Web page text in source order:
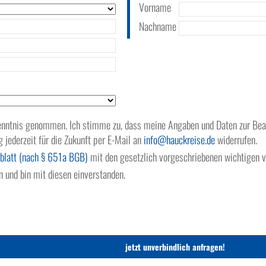
Vorname
Nachname
genommen. Ich stimme zu, dass meine Angaben und Daten zur
jederzeit für die Zukunft per E-Mail aninfo hauckreise.dewiderrufen.
(nach § 651a BGB) mit den gesetzlich vorgeschriebenen wichtigen
und bin mit diesen einverstanden.